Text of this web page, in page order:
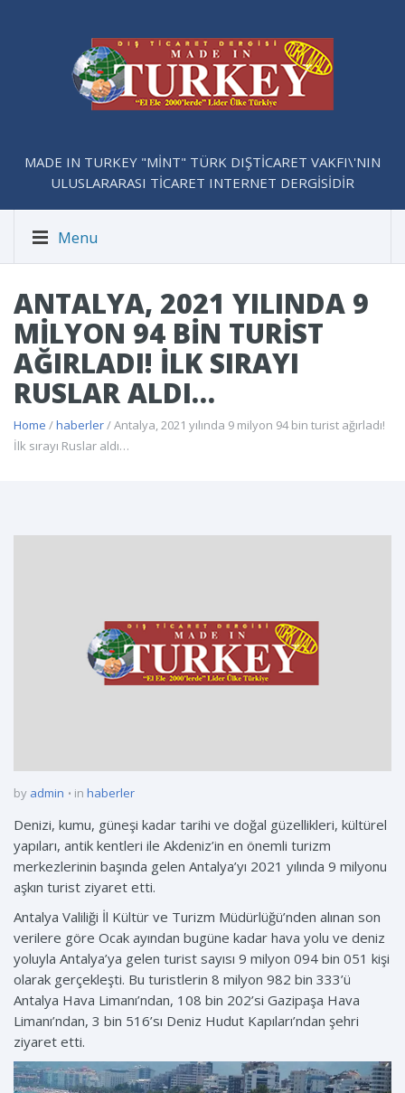
MADE IN TURKEY "MİNT" TÜRK DIŞTİCARET VAKFI\'NIN
ULUSLARARASI TİCARET INTERNET DERGİSİDİR
Menu
ANTALYA, 2021 YILINDA 9
MILYON 94 BIN TURIST
AĞIRLADI! İLK SIRAYI
RUSLAR ALDI…
Home /haberler/ Antalya, 2021 yılında 9 milyon 94 bin turist ağırladı!
İlk sırayı Ruslar aldı…
by admin in haberler
Denizi, kumu, güneşi kadar tarihi ve doğal güzellikleri, kültürel
yapıları, antik kentleri ile Akdeniz’in en önemli turizm
merkezlerinin başında gelen Antalya’yı 2021 yılında 9 milyonu
aşkın turist ziyaret etti.
Antalya Valiliği İl Kültür ve Turizm Müdürlüğü’nden alınan son
verilere göre Ocak ayından bugüne kadar hava yolu ve deniz
yoluyla Antalya’ya gelen turist sayısı 9 milyon 094 bin 051 kişi
olarak gerçekleşti. Bu turistlerin 8 milyon 982 bin 333’ü
Antalya Hava Limanı’ndan, 108 bin 202’si Gazipaşa Hava
Limanı’ndan, 3 bin 516’sı Deniz Hudut Kapıları’ndan şehri
ziyaret etti.